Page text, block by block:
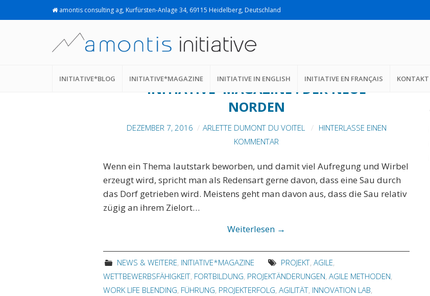
amontis consulting ag, Kurfürsten-Anlage 34, 69115 Heidelberg, Deutschland
INITIATIVE*BLOG INITIATIVE*MAGAZINE INITIATIVE IN ENGLISH INITIATIVE EN FRANÇAIS KONTAKT
ELEARNING. E-LEARNING
INITIATIVE*MAGAZINE : DER NEUE
NORDEN
DEZEMBER 7, 2016 ARLETTE DUMONT DU VOITEL
HINTERLASSE EINEN
KOMMENTAR
Wenn ein Thema lautstark beworben, und damit viel Aufregung und Wirbel
erzeugt wird, spricht man als Redensart gerne davon, dass eine Sau durch
das Dorf getrieben wird. Meistens geht man davon aus, dass die Sau relativ
zügig an ihrem Zielort…
Weiterlesen →
NEWS & WEITERE, INITIATIVE*MAGAZINE PROJEKT, AGILE,
WETTBEWERBSFÄHIGKEIT, FORTBILDUNG, PROJEKTÄNDERUNGEN, AGILE METHODEN,
WORK LIFE BLENDING, FÜHRUNG, PROJEKTERFOLG, AGILITÄT, INNOVATION LAB,